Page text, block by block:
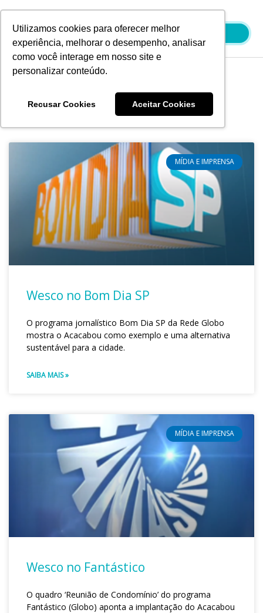
Utilizamos cookies para oferecer melhor
experiência, melhorar o desempenho, analisar
como você interage em nosso site e
personalizar conteúdo.
Recusar Cookies Aceitar Cookies
conteúdo
Blog
MÍDIA E IMPRENSA
Wesco no Bom Dia SP
O programa jornalístico Bom Dia SP da Rede Globo
mostra o Acacabou como exemplo e uma alternativa
sustentável para a cidade.
SAIBA MAIS »
MÍDIA E IMPRENSA
Wesco no Fantástico
O quadro ‘Reunião de Condomínio’ do programa
Fantástico (Globo) aponta a implantação do Acacabou